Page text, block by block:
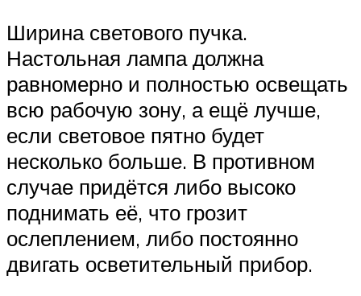
Ширина светового пучка.
Настольная лампа должна
равномерно и полностью освещать
всю рабочую зону, а ещё лучше,
если световое пятно будет
несколько больше. В противном
случае придётся либо высоко
поднимать её, что грозит
ослеплением, либо постоянно
двигать осветительный прибор.